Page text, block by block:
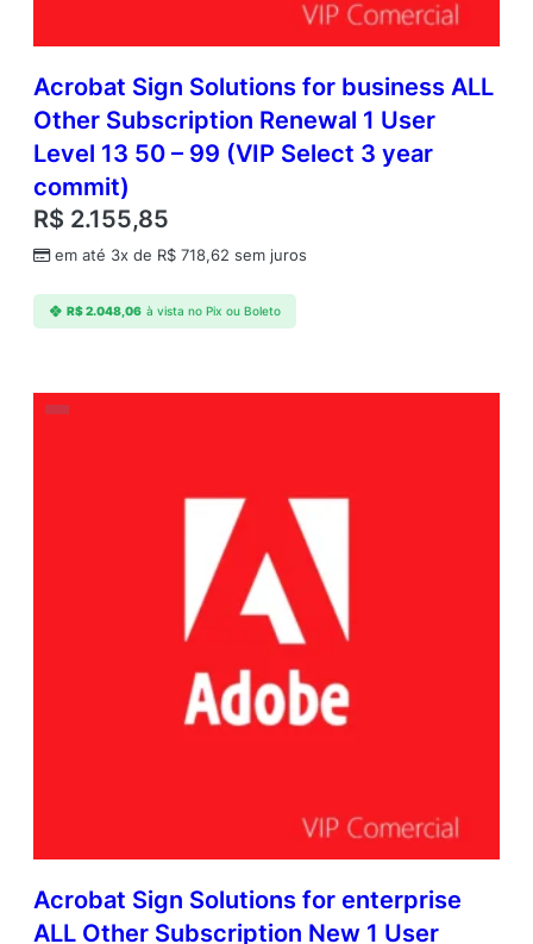
Acrobat Sign Solutions for business ALL
Other Subscription Renewal 1 User
Level 13 50 – 99 (VIP Select 3 year
commit)
R$ 2.155,85
em até 3x de R$ 718,62 sem juros
R$2.048,06 à vista no Pix ou Boleto
Acrobat Sign Solutions for enterprise
ALL Other Subscription New 1 User